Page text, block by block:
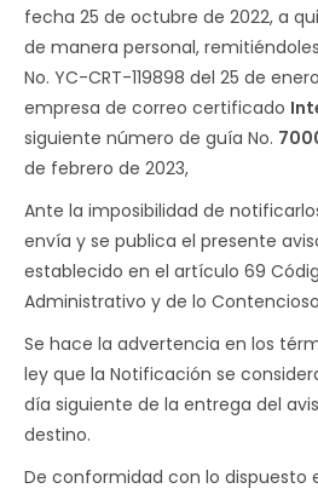
fecha 25 de octubre de 2022, a
de manera personal,
No. YC-CRT-119898 del 25 de
empresa de correo certificado
siguiente número de guía No.
de febrero de 2023,
Ante la imposibilidad de
envía y se publica el presente
establecido en el artículo 69
Administrativo y de lo
Se hace la advertencia en los
ley que la Notificación se
día siguiente de la entrega del
destino.
De conformidad con lo dispuesto